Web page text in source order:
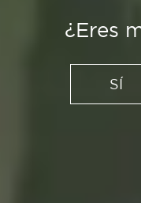
¿Eres
SÍ
El arte
cómo